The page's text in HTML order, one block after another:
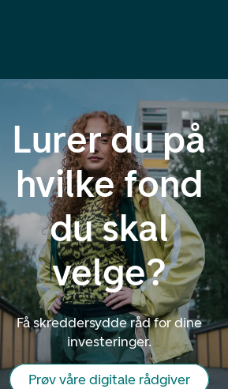
Lurer du på
hvilke fond
du skal
velge?
Få skreddersydde råd for dine
investeringer.
Prøv våre digitale rådgiver